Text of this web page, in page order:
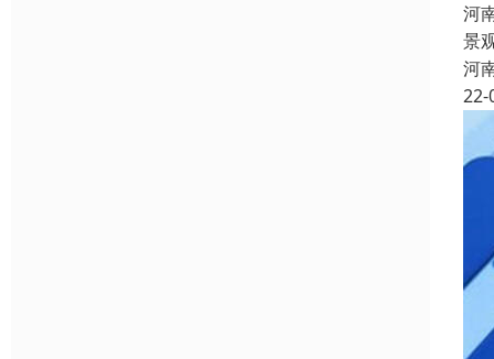
河
景
河
22-